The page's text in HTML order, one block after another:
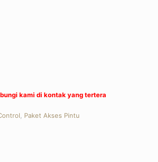
kami di kontak yang tertera
Paket Akses Pintu